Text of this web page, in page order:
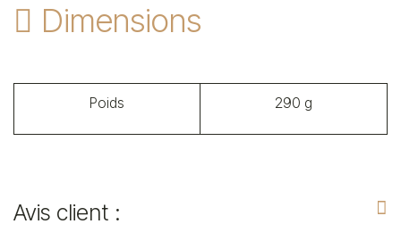
Dimensions
Poids 290 g
Avis client :